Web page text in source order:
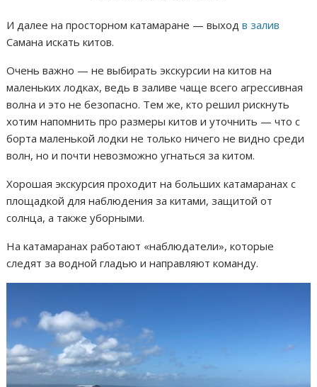
И далее на просторном катамаране — выходв залив
Самана искать китов.
Очень важно — не выбирать экскурсии на китов на
маленьких лодках, ведь в заливе чаще всего агрессивная
волна и это не безопасно. Тем же, кто решил рискнуть
хотим напомнить про размеры китов и уточнить — что с
борта маленькой лодки не только ничего не видно среди
волн, но и почти невозможно угнаться за китом.
Хорошая экскурсия проходит на больших катамаранах с
площадкой для наблюдения за китами, защитой от
солнца, а также уборными.
На катамаранах работают «наблюдатели», которые
следят за водной гладью и направляют команду.